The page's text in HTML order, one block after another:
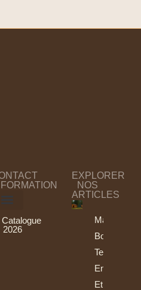
Catalogue
2026
EXPLORER
NOS
ARTICLES
Maisons
Bois :
Tendances
En France
Et En